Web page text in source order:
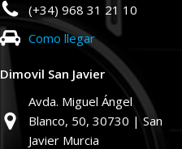
(+34) 968 31 21 10
Como llegar
Dimovil San Javier
Avda. Miguel Ángel
Blanco, 50, 30730 | San
Javier Murcia